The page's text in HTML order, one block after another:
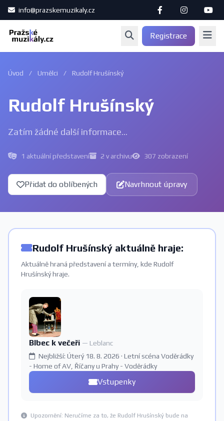
info@prazskemuzikaly.cz
Registrace
Úvod / Umělci / Rudolf Hrušínský
Rudolf Hrušínský
Zatím žádné další informace...
1 aktuální představení 2 v archivu 307 zobrazení
Přidat do oblíbených Navrhnout úpravy
Rudolf Hrušínský aktuálně hraje:
Aktuálně hraná představení a termíny, kde Rudolf
Hrušínský hraje.
Blbec k večeři — Leblanc
Nejbližší: Úterý 18. 8. 2026 · Letní scéna Voděrádky
- Home of AV, Říčany u Prahy - Voděrádky
Vstupenky
Upozornění: Neručíme za to, že Rudolf Hrušínský bude na